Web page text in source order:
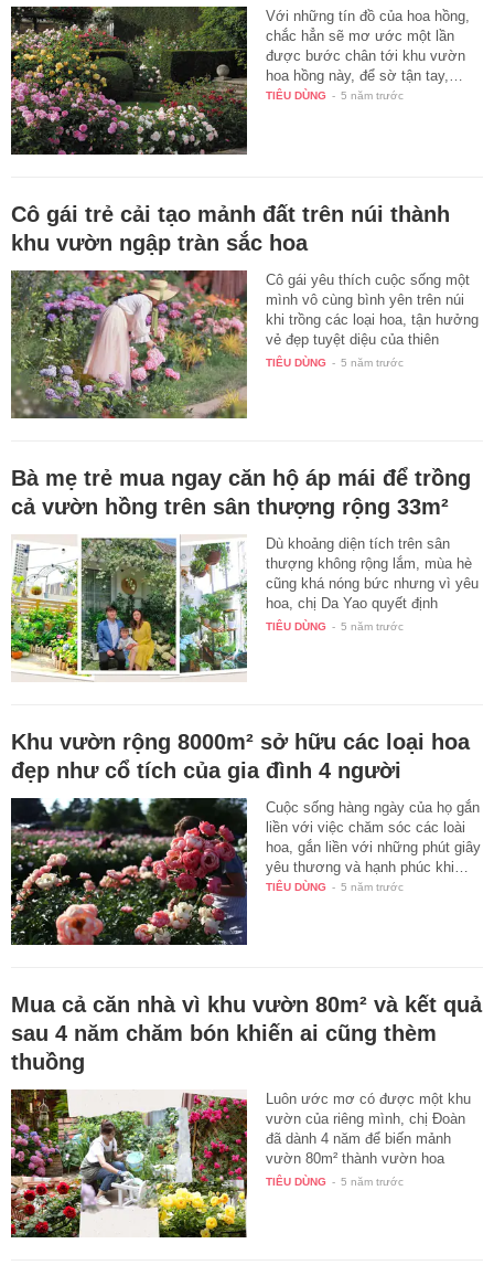
Với những tín đồ của hoa hồng,
chắc hẳn sẽ mơ ước một lần
được bước chân tới khu vườn
hoa hồng này, để sờ tận tay,…
TIÊU DÙNG - 5 năm trước
Cô gái trẻ cải tạo mảnh đất trên núi thành
khu vườn ngập tràn sắc hoa
Cô gái yêu thích cuộc sống một
mình vô cùng bình yên trên núi
khi trồng các loại hoa, tận hưởng
vẻ đẹp tuyệt diệu của thiên
nhiên…
TIÊU DÙNG - 5 năm trước
Bà mẹ trẻ mua ngay căn hộ áp mái để trồng
cả vườn hồng trên sân thượng rộng 33m²
Dù khoảng diện tích trên sân
thượng không rộng lắm, mùa hè
cũng khá nóng bức nhưng vì yêu
hoa, chị Da Yao quyết định
mua…
TIÊU DÙNG - 5 năm trước
Khu vườn rộng 8000m² sở hữu các loại hoa
đẹp như cổ tích của gia đình 4 người
Cuộc sống hàng ngày của họ gắn
liền với việc chăm sóc các loài
hoa, gắn liền với những phút giây
yêu thương và hạnh phúc khi…
TIÊU DÙNG - 5 năm trước
Mua cả căn nhà vì khu vườn 80m² và kết quả
sau 4 năm chăm bón khiến ai cũng thèm
thuồng
Luôn ước mơ có được một khu
vườn của riêng mình, chị Đoàn
đã dành 4 năm để biến mảnh
vườn 80m² thành vườn hoa
ngập…
TIÊU DÙNG - 5 năm trước